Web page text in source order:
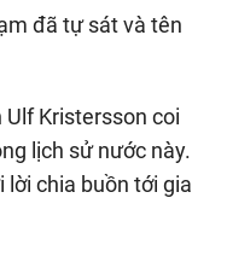
đã tự sát và tên
Kristersson coi
lịch sử nước này.
lời chia buồn tới gia